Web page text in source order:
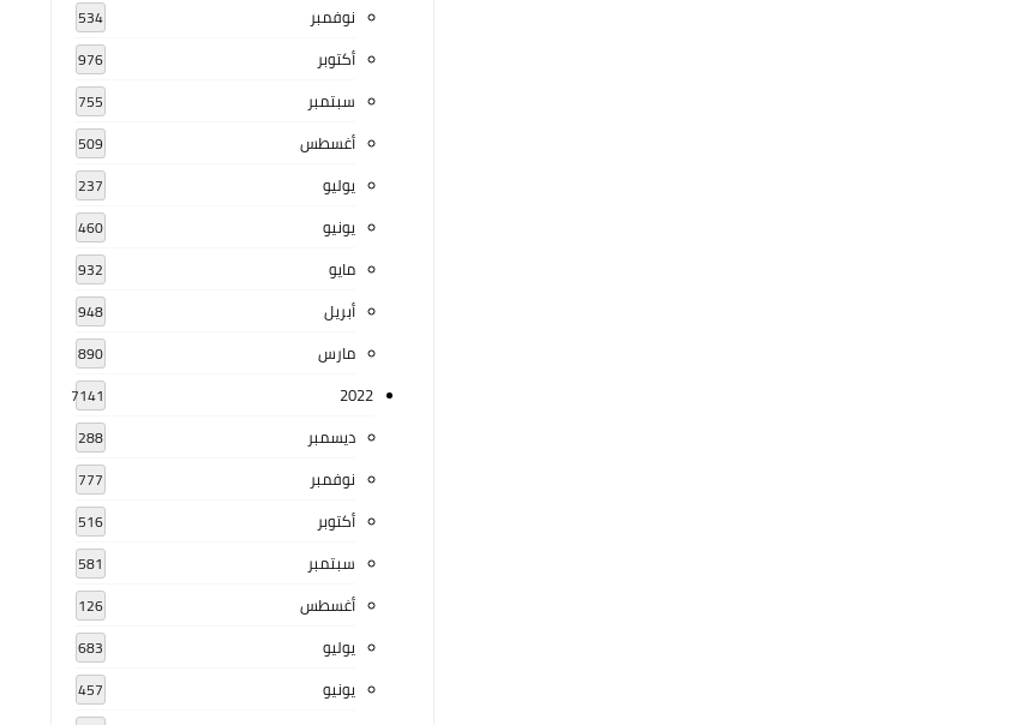
نوفمبر 534
أكتوبر 976
سبتمبر 755
أغسطس 509
يوليو 237
يونيو 460
مايو 932
أبريل 948
مارس 890
2022
7141
ديسمبر 288
نوفمبر 777
أكتوبر 516
سبتمبر 581
أغسطس 126
يوليو 683
يونيو 457